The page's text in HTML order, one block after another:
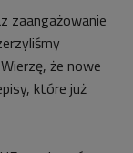
zaangażowanie
że nowe
które już